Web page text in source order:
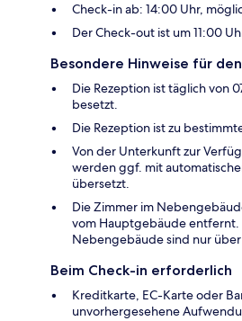
Check-in ab: 14:00 Uhr,
Der Check-out ist um 11:00
Besondere Hinweise für
Die Rezeption ist täglich von
besetzt.
Die Rezeption ist zu
Von der Unterkunft zur
werden ggf. mit
übersetzt.
Die Zimmer im
vom Hauptgebäude entfernt.
Nebengebäude sind nur
Beim Check-in erforderlich
Kreditkarte, EC-Karte oder
unvorhergesehene